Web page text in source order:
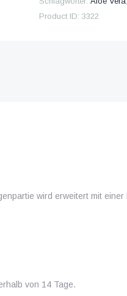
Product ID: 3322
wird erweitert mit einer
von 14 Tage.